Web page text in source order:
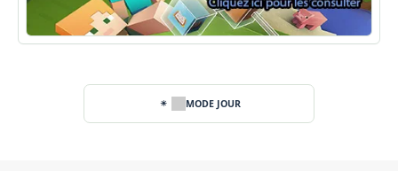
Guide Minecraft
MODE JOUR